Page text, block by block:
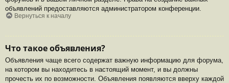
объявлений предоставляются администратором конференции.
Вернуться к началу
Что такое объявления?
Объявления чаще всего содержат важную информацию для форума,
на котором вы находитесь в настоящий момент, и вы должны
прочесть их по возможности. Объявления появляются вверху каждой